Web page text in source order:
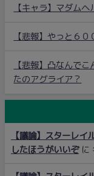
【キャラ】マダム
【悲報】やっと６０
【悲報】凸なんで
たのアグライア？
【議論】スターレ
したほうがいいぞに